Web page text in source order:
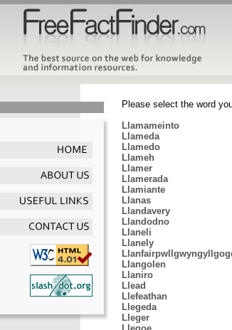
Please select the word
Llamameinto
Llameda
Llamedo
Llameh
Llamer
Llamerada
Llamiante
Llanas
Llandavery
Llandodno
Llaneli
Llanely
Llangolen
Llaniro
Llead
Llefeathan
Llegeda
Lleger